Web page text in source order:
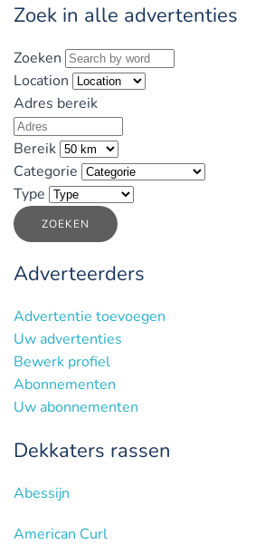
Zoek in alle advertenties
Zoeken
Location
Adres bereik
Bereik
Categorie
Type
ZOEKEN
Adverteerders
Advertentie toevoegen
Uw advertenties
Bewerk profiel
Abonnementen
Uw abonnementen
Dekkaters rassen
Abessijn
American Curl